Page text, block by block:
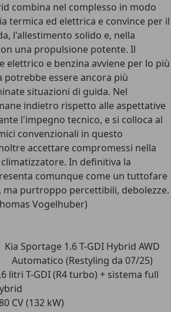
combina nel complesso in modo
termica ed elettrica e convince per il
l'allestimento solido e, nella
una propulsione potente. Il
elettrico e benzina avviene per lo più
potrebbe essere ancora più
situazioni di guida. Nel
indietro rispetto alle aspettative
l'impegno tecnico, e si colloca al
convenzionali in questo
accettare compromessi nella
In definitiva la
comunque come un tuttofare
ma purtroppo percettibili, debolezze.
Vogelhuber)
Kia Sportage 1.6 T-GDI Hybrid AWD
Automatico (Restyling da 07/25)
litri T-GDI (R4 turbo) + sistema full
CV (132 kW)